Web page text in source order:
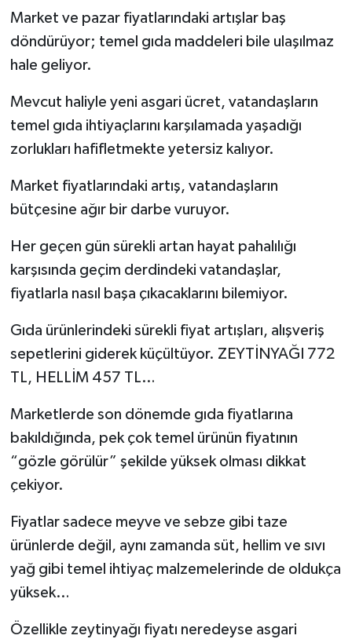
Market ve pazar fiyatlarındaki artışlar baş
döndürüyor; temel gıda maddeleri bile ulaşılmaz
hale geliyor.
Mevcut haliyle yeni asgari ücret, vatandaşların
temel gıda ihtiyaçlarını karşılamada yaşadığı
zorlukları hafifletmekte yetersiz kalıyor.
Market fiyatlarındaki artış, vatandaşların
bütçesine ağır bir darbe vuruyor.
Her geçen gün sürekli artan hayat pahalılığı
karşısında geçim derdindeki vatandaşlar,
fiyatlarla nasıl başa çıkacaklarını bilemiyor.
Gıda ürünlerindeki sürekli fiyat artışları, alışveriş
sepetlerini giderek küçültüyor. ZEYTİNYAĞI 772
TL, HELLİM 457 TL…
Marketlerde son dönemde gıda fiyatlarına
bakıldığında, pek çok temel ürünün fiyatının
“gözle görülür” şekilde yüksek olması dikkat
çekiyor.
Fiyatlar sadece meyve ve sebze gibi taze
ürünlerde değil, aynı zamanda süt, hellim ve sıvı
yağ gibi temel ihtiyaç malzemelerinde de oldukça
yüksek…
Özellikle zeytinyağı fiyatı neredeyse asgari